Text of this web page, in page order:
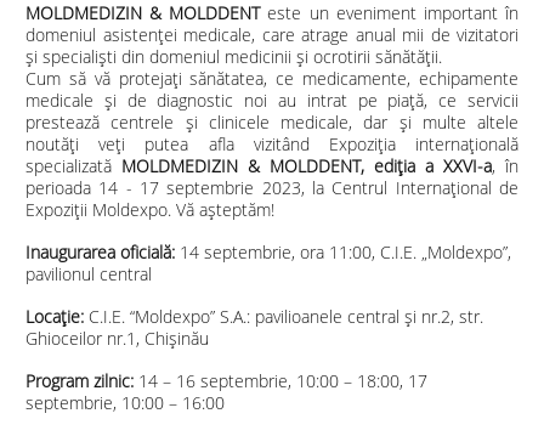
MOLDMEDIZIN & MOLDDENTeste un eveniment important în
domeniul asistenței medicale, care atrage anual mii de vizitatori
și specialiști din domeniul medicinii și ocrotirii sănătății.
Cum să vă protejați sănătatea, ce medicamente, echipamente
medicale și de diagnostic noi au intrat pe piață, ce servicii
prestează centrele și clinicele medicale, dar și multe altele
noutăți veți putea afla vizitând Expoziția internațională
specializată MOLDMEDIZIN & MOLDDENT, ediția a XXVI-a, în
perioada 14 - 17 septembrie 2023, la Centrul Internațional de
Expoziții Moldexpo. Vă așteptăm!
Inaugurarea oficială: 14 septembrie, ora 11:00, C.I.E. „Moldexpo”,
pavilionul central
Locaţie: C.I.E. “Moldexpo” S.A.: pavilioanele central și nr.2, str.
Ghioceilor nr.1, Chișinău
Program zilnic: 14 – 16 septembrie, 10:00 – 18:00, 17
septembrie, 10:00 – 16:00